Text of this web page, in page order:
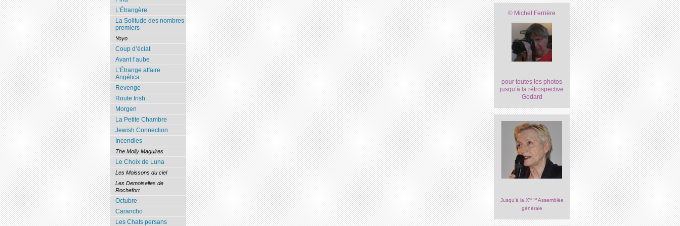
© Michel Ferrière
pour toutes les photos
jusqu’à la rétrospective
Godard
Jusqu’à la XèmeAssemblée
générale
L’Étrangère
La Solitude des nombres
premiers
Yoyo
Coup d’éclat
Avant l’aube
L’Étrange affaire
Angélica
Revenge
Route Irish
Morgen
La Petite Chambre
Jewish Connection
Incendies
The Molly Maguires
Le Choix de Luna
Les Moissons du ciel
Les Demoiselles de
Rochefort
Octubre
Carancho
Les Chats persans